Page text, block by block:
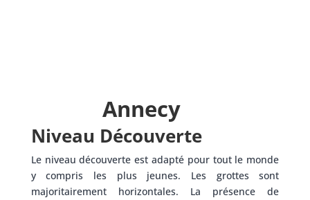
Annecy
Niveau Découverte
Le niveau découverte est adapté pour tout le monde
y compris les plus jeunes. Les grottes sont
majoritairement horizontales. La présence de